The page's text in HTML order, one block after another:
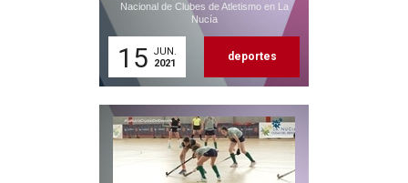
Nacional de Clubes de Atletismo en La
Nucía
15 JUN.
2021
deportes